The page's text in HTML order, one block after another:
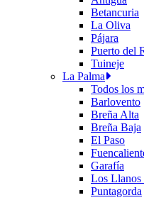
Betancuria
La Oliva
Pájara
Puerto del
Tuineje
La Palma
Todos los
Barlovento
Breña Alta
Breña Baja
El Paso
Garafía
Los Llanos
Puntagorda